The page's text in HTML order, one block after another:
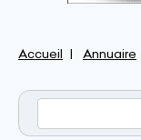
Accueil Annuaire